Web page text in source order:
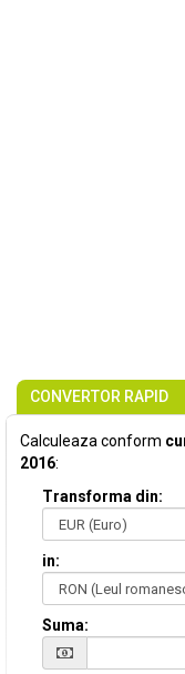
CONVERTOR RAPID
Calculeaza conform
2016:
Transforma din:
in:
Suma: